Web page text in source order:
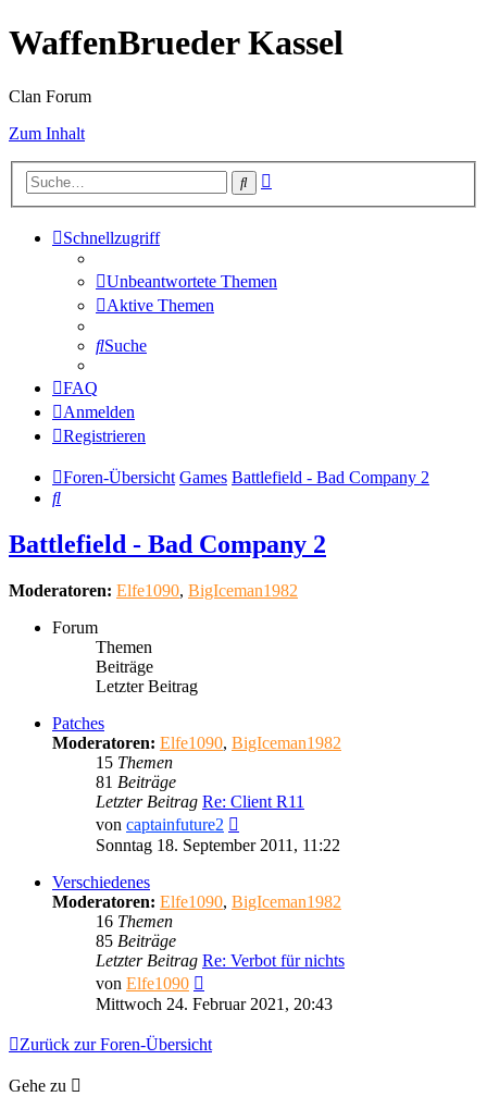
WaffenBrueder Kassel
Clan Forum
Zum Inhalt
Suche
Schnellzugriff
Unbeantwortete Themen
Aktive Themen
Suche
FAQ
Anmelden
Registrieren
Foren-Übersicht Games Battlefield - Bad Company 2
Suche
Battlefield - Bad Company 2
Moderatoren: Elfe1090, BigIceman1982
Forum
Themen
Beiträge
Letzter Beitrag
Patches
Moderatoren: Elfe1090, BigIceman1982
15 Themen
81 Beiträge
Letzter Beitrag Re: Client R11
von captainfuture2
Beitrag
Sonntag 18. September 2011, 11:22
Verschiedenes
Moderatoren: Elfe1090, BigIceman1982
16 Themen
85 Beiträge
Letzter Beitrag Re: Verbot für nichts
von Elfe1090
Beitrag
Mittwoch 24. Februar 2021, 20:43
Zurück zur Foren-Übersicht
Gehe zu